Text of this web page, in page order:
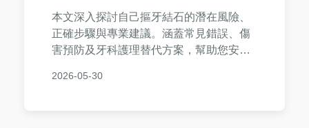
本文深入探討自己摳牙結石的潛在風險、
正確步驟與專業建議。涵蓋常見錯誤、傷
害預防及牙科護理替代方案，幫助您安全
比較表格，以及個人經驗分享，全面解決
2026-05-30